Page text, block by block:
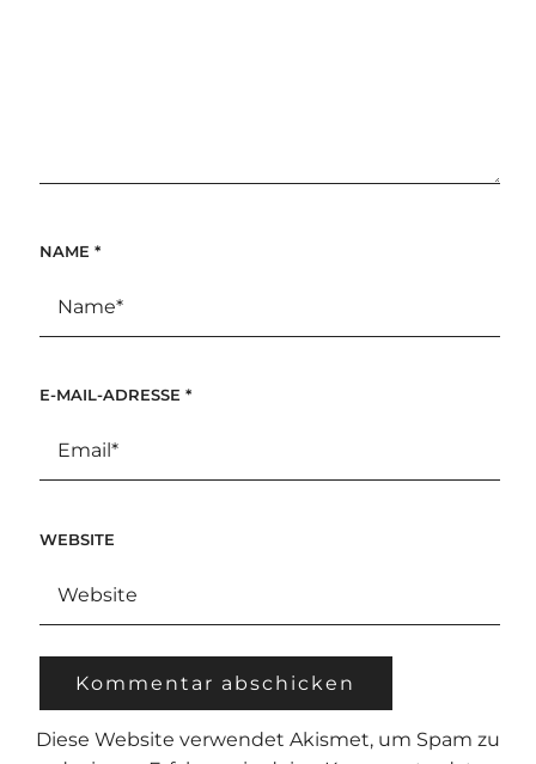
NAME *
E-MAIL-ADRESSE *
WEBSITE
Diese Website verwendet Akismet, um Spam zu